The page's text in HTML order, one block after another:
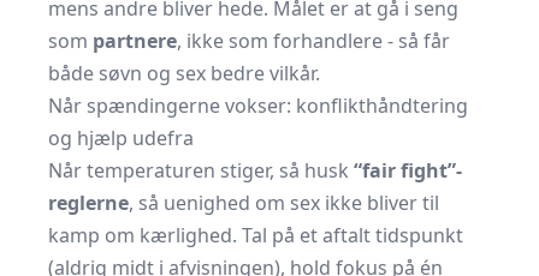
mens andre bliver hede. Målet er at gå i seng
som partnere, ikke som forhandlere - så får
både søvn og sex bedre vilkår.
Når spændingerne vokser: konflikthåndtering
og hjælp udefra
Når temperaturen stiger, så husk “fair fight”-
reglerne, så uenighed om sex ikke bliver til
kamp om kærlighed. Tal på et aftalt tidspunkt
(aldrig midt i afvisningen), hold fokus på én